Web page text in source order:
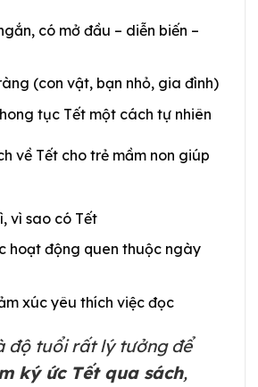
có mở đầu – diễn biến –
(con vật, bạn nhỏ, gia đình)
tục Tết một cách tự nhiên
về Tết cho trẻ mầm non giúp
vì sao có Tết
hoạt động quen thuộc ngày
xúc yêu thích việc đọc
độ tuổi rất lý tưởng để
ký ức Tết qua sách,